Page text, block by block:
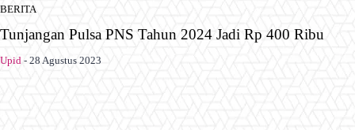
BERITA
Tunjangan Pulsa PNS Tahun 2024 Jadi Rp 400 Ribu
Upid - 28 Agustus 2023